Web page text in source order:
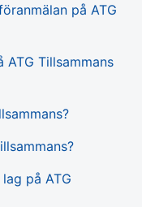
på ATG
Tillsammans
på ATG